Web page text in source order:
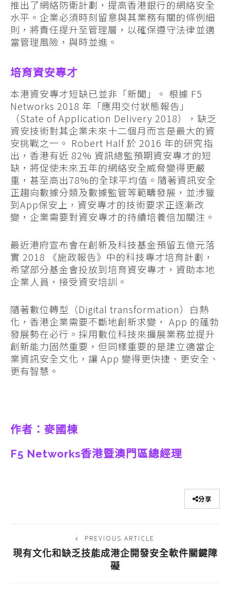
推出了網絡防衛計劃，提高香港銀行的網絡安全
水平。企業必須時刻留意與其業務有關的條例細
則，將責任提升至管理層，以確保遵守法律並適
當管理風險，與時並進。
培育資安專才
本港資安專才短缺已並非「新聞」。 根據 F5
Networks 2018 年「應用交付狀態報告」
（State of Application Delivery 2018），缺乏
資安技術對其企業未來十二個月而言是最大的資
安挑戰之一。 Robert Half 於 2016 年的研究指
出，香港有近 82% 資訊總監預期資安專才的短
缺，將促使未來五年的網絡安全威脅變得更嚴
重，甚至高出78%的全球平均值。隨著資訊安全
正趨向數據分類及數據監管等範疇發展，並涉獵
到App保安上，資安專才的技術要求正逐漸改
變，企業需要對資安專才的持續培養倍加關注。
最近港府宣布會在創新及科技基金預留五億元落
實 2018 《施政報告》中的科技專才培育計劃，
希望部分基金會投放到培育資安專才，資助本地
企業人員，接受資安培訓。
隨著數位轉型（Digital transformation）白熱
化，香港企業需要不斷地創新求變， App 的蓬勃
發展勢在必行。採用數位科技來擴展業務並提升
創新能力固然重要，但同樣重要的是建立適當企
業資訊安全文化，讓 App 變得更快捷、更安全、
更有智慧。
作者：麥國棟
F5 Networks香港暨澳門區總經理
分享
PREVIOUS ARTICLE
現有文化和缺乏技能成港企開發安全軟件關鍵障
礙